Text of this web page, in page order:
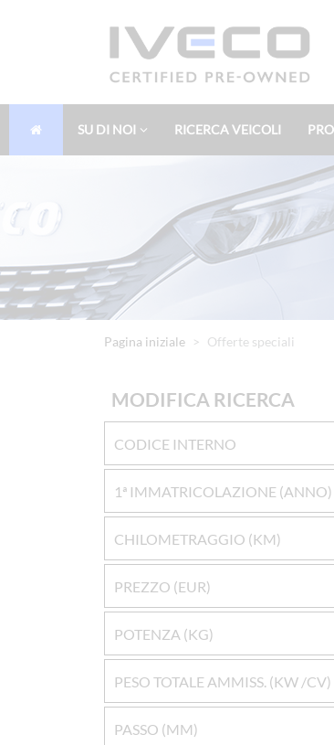
SU DI NOI RICERCA VEICOLI
Pagina iniziale Offerte speciali
MODIFICA RICERCA
CODICE INTERNO
1ª IMMATRICOLAZIONE (ANNO)
CHILOMETRAGGIO (KM)
PREZZO (EUR)
POTENZA (KG)
PESO TOTALE AMMISS. (KW /CV)
PASSO (MM)